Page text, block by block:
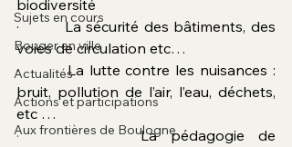
Sujets en cours
Bouger en ville
Actualités
Actions et participations
Aux frontières de Boulogne
biodiversité
·         La sécurité des bâtiments, des
voies de circulation etc…
·         La lutte contre les nuisances :
bruit, pollution de l’air, l’eau, déchets,
etc …
· La pédagogie de